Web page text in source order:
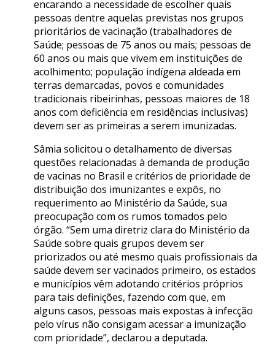
encarando a necessidade de escolher quais
pessoas dentre aquelas previstas nos grupos
prioritários de vacinação (trabalhadores de
Saúde; pessoas de 75 anos ou mais; pessoas de
60 anos ou mais que vivem em instituições de
acolhimento; população indígena aldeada em
terras demarcadas, povos e comunidades
tradicionais ribeirinhas, pessoas maiores de 18
anos com deficiência em residências inclusivas)
devem ser as primeiras a serem imunizadas.
Sâmia solicitou o detalhamento de diversas
questões relacionadas à demanda de produção
de vacinas no Brasil e critérios de prioridade de
distribuição dos imunizantes e expôs, no
requerimento ao Ministério da Saúde, sua
preocupação com os rumos tomados pelo
órgão. “Sem uma diretriz clara do Ministério da
Saúde sobre quais grupos devem ser
priorizados ou até mesmo quais profissionais da
saúde devem ser vacinados primeiro, os estados
e municípios vêm adotando critérios próprios
para tais definições, fazendo com que, em
alguns casos, pessoas mais expostas à infecção
pelo vírus não consigam acessar a imunização
com prioridade”, declarou a deputada.